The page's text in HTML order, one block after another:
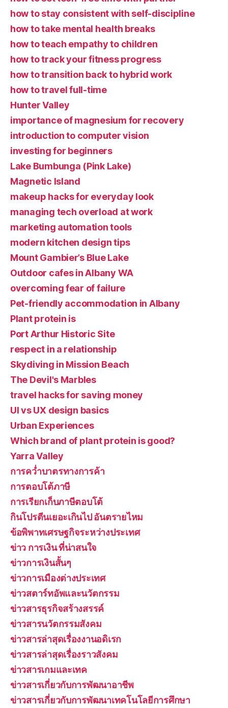
how to stay consistent with self-discipline
how to take mental health breaks
how to teach empathy to children
how to track your fitness progress
how to transition back to hybrid work
how to travel full-time
Hunter Valley
importance of magnesium for recovery
introduction to computer vision
investing for beginners
Lake Bumbunga (Pink Lake)
Magnetic Island
makeup hacks for everyday look
managing tech overload at work
marketing automation tools
modern kitchen design tips
Mount Gambier’s Blue Lake
Outdoor cafes in Albany WA
overcoming fear of failure
Pet-friendly accommodation in Albany
Plant protein is
Port Arthur Historic Site
respect in a relationship
Skydiving in Mission Beach
The Devil's Marbles
travel hacks for saving money
UI vs UX design basics
Urban Experiences
Which brand of plant protein is good?
Yarra Valley
การคว่ำบาตรทางการค้า
การตอบโต้ภาษี
การเรียกเก็บภาษีตอบโต้
กินโปรตีนเยอะเกินไป อันตรายไหม
ข้อพิพาทเศรษฐกิจระหว่างประเทศ
ข่าว การเงิน ที่น่าสนใจ
ข่าวการเงินสั้นๆ
ข่าวการเมืองต่างประเทศ
ข่าวสตาร์ทอัพและนวัตกรรม
ข่าวสารธุรกิจสร้างสรรค์
ข่าวสารนวัตกรรมสังคม
ข่าวสารล่าสุดเรื่องงานอดิเรก
ข่าวสารล่าสุดเรื่องราวสังคม
ข่าวสารเกมและเทค
ข่าวสารเกี่ยวกับการพัฒนาอาชีพ
ข่าวสารเกี่ยวกับการพัฒนาเทคโนโลยีการศึกษา